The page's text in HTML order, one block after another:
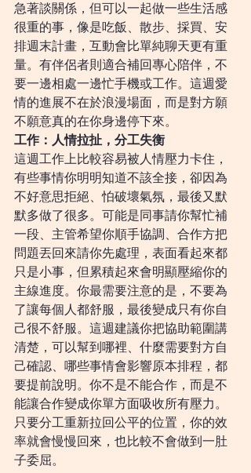
急著談關係，但可以一起做一些生活感
很重的事，像是吃飯、散步、採買、安
排週末計畫，互動會比單純聊天更有重
量。有伴侶者則適合補回專心陪伴，不
要一邊相處一邊忙手機或工作。這週愛
情的進展不在於浪漫場面，而是對方願
不願意真的在你身邊停下來。
工作：人情拉扯，分工失衡
這週工作上比較容易被人情壓力卡住，
有些事情你明明知道不該全接，卻因為
不好意思拒絕、怕破壞氣氛，最後又默
默多做了很多。可能是同事請你幫忙補
一段、主管希望你順手協調、合作方把
問題丟回來請你先處理，表面看起來都
只是小事，但累積起來會明顯壓縮你的
主線進度。你最需要注意的是，不要為
了讓每個人都舒服，最後變成只有你自
己很不舒服。這週建議你把協助範圍講
清楚，可以幫到哪裡、什麼需要對方自
己確認、哪些事情會影響原本排程，都
要提前說明。你不是不能合作，而是不
能讓合作變成你單方面吸收所有壓力。
只要分工重新拉回公平的位置，你的效
率就會慢慢回來，也比較不會做到一肚
子委屈。